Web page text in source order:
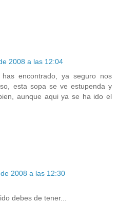
2008 a las 12:04
encontrado, ya seguro nos
esta sopa se ve estupenda y
aunque aqui ya se ha ido el
2008 a las 12:30
debes de tener...